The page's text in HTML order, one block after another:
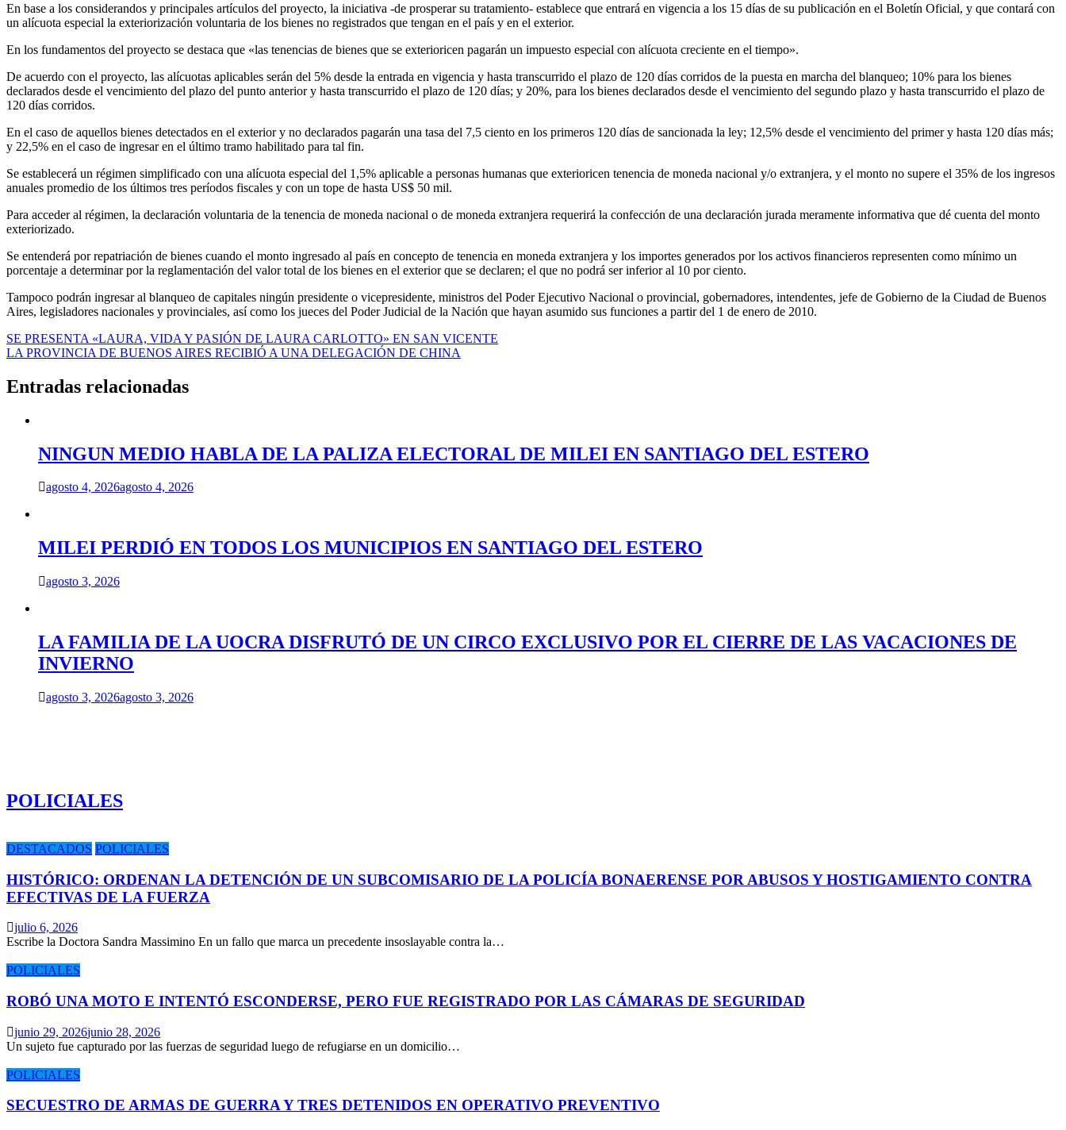
En base a los considerandos y principales artículos del proyecto, la iniciativa -de prosperar su tratamiento- establece que entrará en vigencia a los 15 días de su publicación en el Boletín Oficial, y que contará con
un alícuota especial la exteriorización voluntaria de los bienes no registrados que tengan en el país y en el exterior.
En los fundamentos del proyecto se destaca que «las tenencias de bienes que se exterioricen pagarán un impuesto especial con alícuota creciente en el tiempo».
De acuerdo con el proyecto, las alícuotas aplicables serán del 5% desde la entrada en vigencia y hasta transcurrido el plazo de 120 días corridos de la puesta en marcha del blanqueo; 10% para los bienes
declarados desde el vencimiento del plazo del punto anterior y hasta transcurrido el plazo de 120 días; y 20%, para los bienes declarados desde el vencimiento del segundo plazo y hasta transcurrido el plazo de
120 días corridos.
En el caso de aquellos bienes detectados en el exterior y no declarados pagarán una tasa del 7,5 ciento en los primeros 120 días de sancionada la ley; 12,5% desde el vencimiento del primer y hasta 120 días más;
y 22,5% en el caso de ingresar en el último tramo habilitado para tal fin.
Se establecerá un régimen simplificado con una alícuota especial del 1,5% aplicable a personas humanas que exterioricen tenencia de moneda nacional y/o extranjera, y el monto no supere el 35% de los ingresos
anuales promedio de los últimos tres períodos fiscales y con un tope de hasta US$ 50 mil.
Para acceder al régimen, la declaración voluntaria de la tenencia de moneda nacional o de moneda extranjera requerirá la confección de una declaración jurada meramente informativa que dé cuenta del monto
exteriorizado.
Se entenderá por repatriación de bienes cuando el monto ingresado al país en concepto de tenencia en moneda extranjera y los importes generados por los activos financieros representen como mínimo un
porcentaje a determinar por la reglamentación del valor total de los bienes en el exterior que se declaren; el que no podrá ser inferior al 10 por ciento.
Tampoco podrán ingresar al blanqueo de capitales ningún presidente o vicepresidente, ministros del Poder Ejecutivo Nacional o provincial, gobernadores, intendentes, jefe de Gobierno de la Ciudad de Buenos
Aires, legisladores nacionales y provinciales, así como los jueces del Poder Judicial de la Nación que hayan asumido sus funciones a partir del 1 de enero de 2010.
Navegación
de
entradas
SE PRESENTA «LAURA, VIDA Y PASIÓN DE LAURA CARLOTTO» EN SAN VICENTE
LA PROVINCIA DE BUENOS AIRES RECIBIÓ A UNA DELEGACIÓN DE CHINA
Entradas relacionadas
NINGUN MEDIO HABLA DE LA PALIZA ELECTORAL DE MILEI EN SANTIAGO DEL ESTERO
agosto 4, 2026agosto 4, 2026
MILEI PERDIÓ EN TODOS LOS MUNICIPIOS EN SANTIAGO DEL ESTERO
agosto 3, 2026
LA FAMILIA DE LA UOCRA DISFRUTÓ DE UN CIRCO EXCLUSIVO POR EL CIERRE DE LAS VACACIONES DE
INVIERNO
agosto 3, 2026agosto 3, 2026
POLICIALES
DESTACADOS POLICIALES
HISTÓRICO: ORDENAN LA DETENCIÓN DE UN SUBCOMISARIO DE LA POLICÍA BONAERENSE POR ABUSOS Y HOSTIGAMIENTO CONTRA
EFECTIVAS DE LA FUERZA
julio 6, 2026
Escribe la Doctora Sandra Massimino En un fallo que marca un precedente insoslayable contra la…
POLICIALES
ROBÓ UNA MOTO E INTENTÓ ESCONDERSE, PERO FUE REGISTRADO POR LAS CÁMARAS DE SEGURIDAD
junio 29, 2026junio 28, 2026
Un sujeto fue capturado por las fuerzas de seguridad luego de refugiarse en un domicilio…
POLICIALES
SECUESTRO DE ARMAS DE GUERRA Y TRES DETENIDOS EN OPERATIVO PREVENTIVO